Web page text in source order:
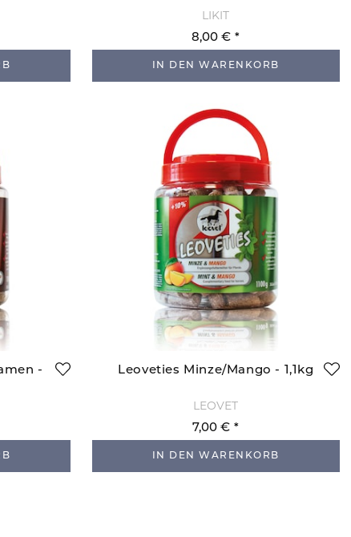
LIKIT
8,00 €
IN DEN WARENKORB
-
Leoveties Minze/Mango - 1,1kg
LEOVET
7,00 €
IN DEN WARENKORB